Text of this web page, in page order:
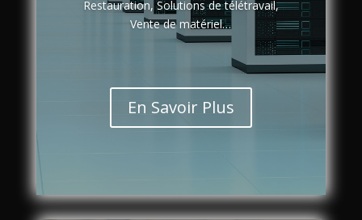
Restauration, Solutions de télétravail,
Vente de matériel…
En Savoir Plus